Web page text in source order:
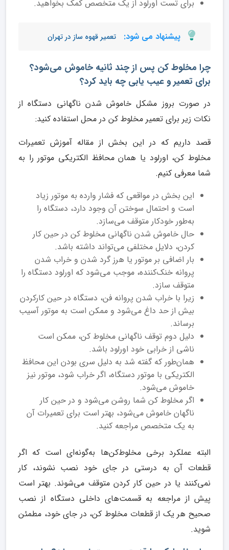
برای تست اورلود از یک متخصص کمک بخواهید.
پیشنهاد می شود: تعمیر قهوه ساز در تهران
چرا مخلوط کن پس از چند ثانیه خاموش می‌شود؟
برای تعمیر و عیب یابی چه باید کرد؟
در صورت بروز مشکل خاموش شدن ناگهانی دستگاه از
نکات زیر برای تعمیر مخلوط کن در محل استفاده کنید:
قصد داریم که در این بخش از مقاله آموزش تعمیرات
مخلوط کن، اورلود یا همان محافظ الکتریکی موتور را به
شما معرفی کنیم.
این بخش در مواقعی که فشار وارده به موتور زیاد
است و احتمال سوختن آن وجود دارد، دستگاه را
به‌طور خودکار متوقف می‌سازد.
حال خاموش شدن ناگهانی مخلوط کن در حین کار
کردن، دلایل مختلفی می‌تواند داشته باشد.
بار اضافی بر موتور یا هرز گرد شدن و خراب شدن
پروانه خنک‌کننده، موجب می‌شود که اورلود دستگاه را
متوقف سازد.
زیرا با خراب شدن پروانه فن، دستگاه در حین کارکردن
بیش از حد داغ می‌شود و ممکن است به موتور آسیب
برساند.
دلیل دوم توقف ناگهانی مخلوط کن، ممکن است
ناشی از خرابی خود اورلود باشد.
همان‌طور که گفته شد به دلیل سری بودن این محافظ
الکتریکی با موتور دستگاه، اگر خراب شود، موتور نیز
خاموش می‌شود.
اگر مخلوط کن شما روشن می‌شود و در حین کار
ناگهان خاموش می‌شود، بهتر است برای تعمیرات آن
به یک متخصص مراجعه کنید.
البته عملکرد برخی مخلوط‌کن‌ها به‌گونه‌ای است که اگر
قطعات آن به درستی در جای خود نصب نشوند، کار
نمی‌کنند یا در حین کار کردن متوقف می‌شوند. بهتر است
پیش از مراجعه به قسمت‌های داخلی دستگاه از نصب
صحیح هر یک از قطعات مخلوط کن، در جای خود، مطمئن
شوید.